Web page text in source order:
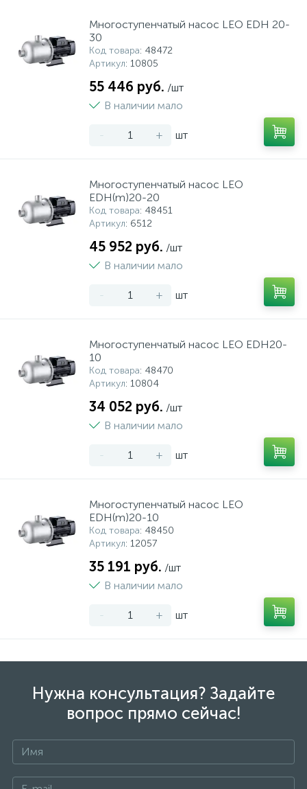
Многоступенчатый насос LEO EDH 20-
30
Код товара: 48472
Артикул: 10805
55 446 руб. /шт
В наличии мало
- + шт
Многоступенчатый насос LEO
EDH(m)20-20
Код товара: 48451
Артикул: 6512
45 952 руб. /шт
В наличии мало
- + шт
Многоступенчатый насос LEO EDH20-
10
Код товара: 48470
Артикул: 10804
34 052 руб. /шт
В наличии мало
- + шт
Многоступенчатый насос LEO
EDH(m)20-10
Код товара: 48450
Артикул: 12057
35 191 руб. /шт
В наличии мало
- + шт
Нужна консультация? Задайте
вопрос прямо сейчас!